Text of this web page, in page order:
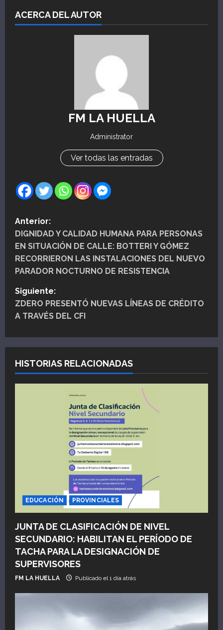
ACERCA DEL AUTOR
FM LA HUELLA
Administrator
Ver todas las entradas
N
a
v
g
a
c
i
ó
t
r
a
d
a
Anterior:
DIGNIDAD Y CALIDAD HUMANA PARA PERSONAS
EN SITUACIÓN DE CALLE: BOTTERI Y GÓMEZ
RECORRIERON LAS INSTALACIONES DEL NUEVO
PARADOR NOCTURNO DE RESISTENCIA
Siguiente:
ZDERO PRESENTÓ NUEVAS LÍNEAS DE CRÉDITO
A TRAVÉS DEL CFI
HISTORIAS RELACIONADAS
EDUCACIÓN PROVINCIALES
JUNTA DE CLASIFICACIÓN DE NIVEL
SECUNDARIO: HABILITAN EL PERÍODO DE
TACHA PARA LA DESIGNACIÓN DE
SUPERVISORES
FM LA HUELLA Publicado el 1 día atrás